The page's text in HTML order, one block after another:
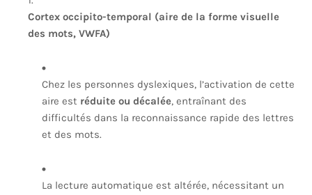
Cortex occipito-temporal (aire de la forme visuelle
des mots, VWFA)
Chez les personnes dyslexiques, l’activation de cette
aire est réduite ou décalée, entraînant des
difficultés dans la reconnaissance rapide des lettres
et des mots.
La lecture automatique est altérée, nécessitant un